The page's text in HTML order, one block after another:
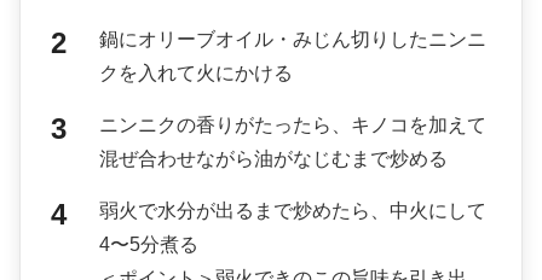
鍋にオリーブオイル・みじん切りしたニンニ
クを入れて火にかける
ニンニクの香りがたったら、キノコを加えて
混ぜ合わせながら油がなじむまで炒める
弱火で水分が出るまで炒めたら、中火にして
4〜5分煮る